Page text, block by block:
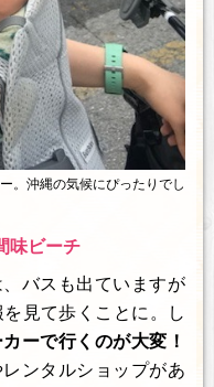
。沖縄の気候にぴったりでし
味ビーチ
バスも出ていますが
見て歩くことに。し
ーで行くのが大変！
ンタルショップがあ